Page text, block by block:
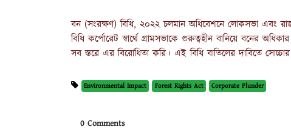
বন (সংরক্ষণ) বিধি, ২০২২ চলমান অধিবেশনে লোকসভা এবং
বিধি কর্পোরেট স্বার্থে গ্রামসভাকে গুরুত্বহীন বানিয়ে বনের
সব স্তরে এর বিরোধিতা করি। এই বিধি বাতিলের দাবিতে
Environmental Impact Forest Rights Act Corporate Plunder
0 Comments